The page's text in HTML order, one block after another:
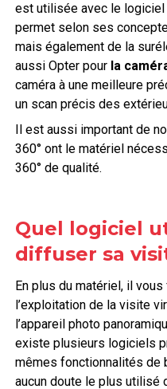
est utilisée avec le logiciel
permet selon ses
mais également de la
aussi Opter pour la
caméra à une meilleure
un scan précis des
Il est aussi important de
360° ont le matériel
360° de qualité.
Quel logiciel
diffuser sa
En plus du matériel, il
l’exploitation de la visite
l’appareil photo
existe plusieurs logiciels
mêmes fonctionnalités de
aucun doute le plus utilisé